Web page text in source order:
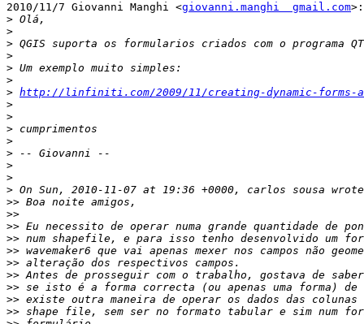
2010/11/7 Giovanni Manghi <giovanni.manghi  gmail.com>:
>
>
>
>
>
>
> http://linfiniti.com/2009/11/creating-dynamic-forms-
>
>
>
>
>
>
>
>
>>
>>
>>
>>
>>
>>
>>
>>
>>
>>